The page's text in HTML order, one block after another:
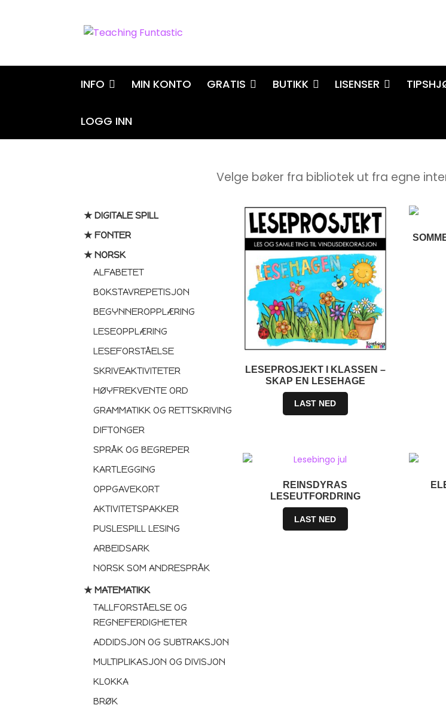
Hopp
Hopp
INFO MIN KONTO GRATIS BUTIKK LISENSER
LOGG INN
Velge bøker fra bibliotek ut fra egne
★ DIGITALE SPILL
★ FONTER
★ NORSK
ALFABETET
BOKSTAVREPETISJON
BEGYNNEROPPLÆRING
LESEOPPLÆRING
LESEFORSTÅELSE
SKRIVEAKTIVITETER
HØYFREKVENTE ORD
GRAMMATIKK OG RETTSKRIVING
DIFTONGER
SPRÅK OG BEGREPER
KARTLEGGING
OPPGAVEKORT
AKTIVITETSPAKKER
PUSLESPILL LESING
ARBEIDSARK
NORSK SOM ANDRESPRÅK
★ MATEMATIKK
TALLFORSTÅELSE OG
REGNEFERDIGHETER
ADDIDSJON OG SUBTRAKSJON
MULTIPLIKASJON OG DIVISJON
KLOKKA
BRØK
LESEPROSJEKT I KLASSEN –
SKAP EN LESEHAGE
LAST NED
REINSDYRAS
LESEUTFORDRING
LAST NED